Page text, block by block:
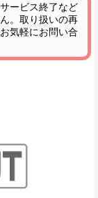
ービス終了など
。取り扱いの再
気軽にお問い合